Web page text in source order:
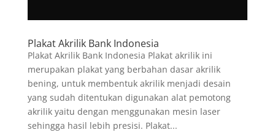
Plakat Akrilik Bank Indonesia
Plakat Akrilik Bank Indonesia Plakat akrilik ini
merupakan plakat yang berbahan dasar akrilik
bening, untuk membentuk akrilik menjadi desain
yang sudah ditentukan digunakan alat pemotong
akrilik yaitu dengan menggunakan mesin laser
sehingga hasil lebih presisi. Plakat...